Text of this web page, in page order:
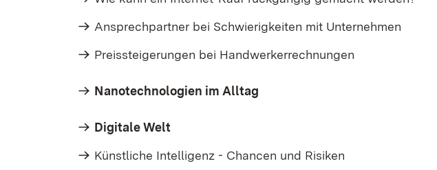
Ansprechpartner bei Schwierigkeiten mit Unternehmen
Preissteigerungen bei Handwerkerrechnungen
Nanotechnologien im Alltag
Digitale Welt
Künstliche Intelligenz - Chancen und Risiken